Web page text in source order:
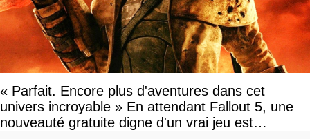
« Parfait. Encore plus d'aventures dans cet
univers incroyable » En attendant Fallout 5, une
nouveauté gratuite digne d'un vrai jeu est